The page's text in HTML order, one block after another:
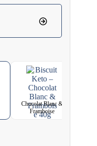
pendant une pause
consommé
biscuits ont une
coco, flocons de coco),
de sucré. Ils sont
sans cuisson ou émiettés
Chocolat Blanc &
Framboise